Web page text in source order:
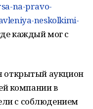
na-pravo-
neskolkimi-
каждый мог с
открытый аукцион
компании в
с соблюдением